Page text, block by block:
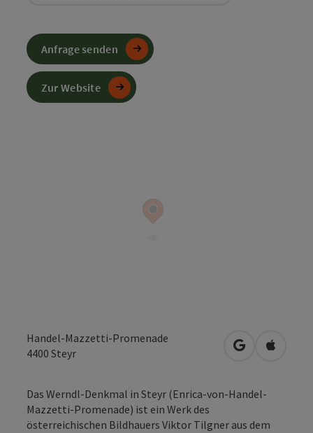
Handel-Mazzetti-Promenade
4400 Steyr in Google
in
Das Werndl-Denkmal in Steyr (Enrica-von-Handel-
Mazzetti-Promenade) ist ein Werk des
österreichischen Bildhauers Viktor Tilgner aus dem
Anfrage senden
Zur Website